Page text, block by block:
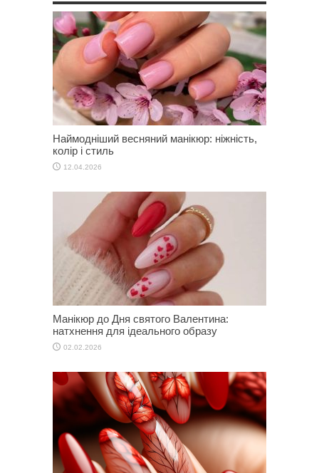
Наймодніший весняний манікюр: ніжність,
колір і стиль
12.04.2026
Манікюр до Дня святого Валентина:
натхнення для ідеального образу
02.02.2026